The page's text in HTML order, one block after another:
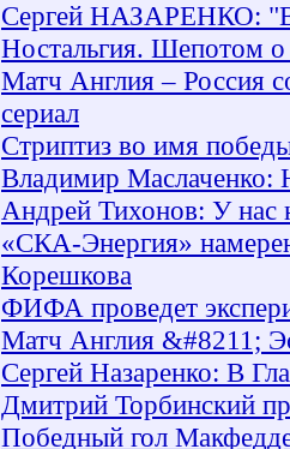
Сергей НАЗАРЕНКО: "В
Ностальгия. Шепотом о
Матч Англия – Россия
сериал
Стриптиз во имя
Владимир Маслаченко:
Андрей Тихонов: У нас
«СКА-Энергия»
Корешкова
ФИФА проведет
Матч Англия &#8211;
Сергей Назаренко: В
Дмитрий Торбинский
Победный гол